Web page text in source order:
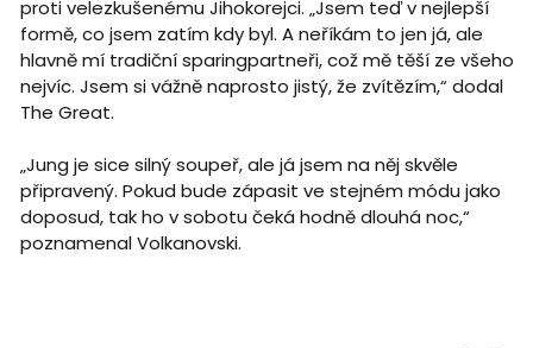
proti velezkušenému Jihokorejci. „Jsem teď v nejlepší
formě, co jsem zatím kdy byl. A neříkám to jen já, ale
hlavně mí tradiční sparingpartneři, což mě těší ze všeho
nejvíc. Jsem si vážně naprosto jistý, že zvítězím,“ dodal
The Great.
„Jung je sice silný soupeř, ale já jsem na něj skvěle
připravený. Pokud bude zápasit ve stejném módu jako
doposud, tak ho v sobotu čeká hodně dlouhá noc,“
poznamenal Volkanovski.